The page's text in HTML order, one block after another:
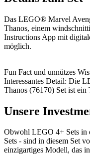
Das LEGO® Marvel
Thanos, einem
Instructions App mit
möglich.
Fun Fact und unnützes
Interessantes Detail: Die
Thanos (76170) Set ist
Unsere
Obwohl LEGO 4+ Sets in
Sets - sind in diesem Set
einzigartiges Modell, das